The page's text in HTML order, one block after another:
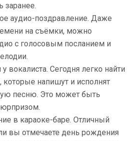
заранее.
аудио-поздравление. Даже
на съёмки, можно
с голосовым посланием и
у вокалиста. Сегодня легко найти
которые напишут и исполнят
песню. Это может быть
в караоке-баре. Отличный
вы отмечаете день рождения